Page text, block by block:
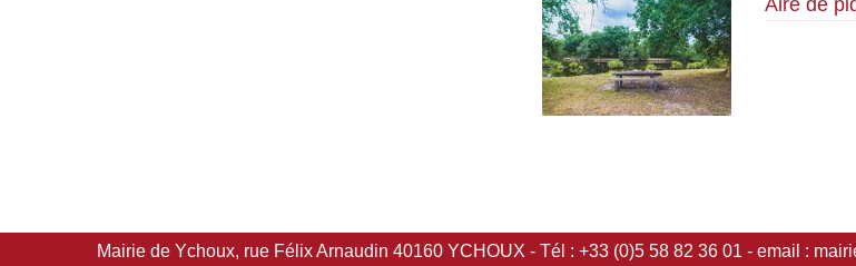
Mairie de Ychoux, rue Félix Arnaudin 40160 YCHOUX - Tél : +33 (0)5 58 82 36 01 - email :